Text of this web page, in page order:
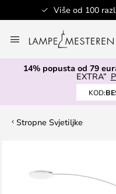
Više od 100
to
Content
14% popusta od 79
EXTRA”
KOD:
Stropne Svjetiljke